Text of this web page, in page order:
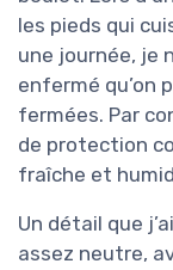
les pieds qui
une journée, je
enfermé qu’on
fermées. Par
de protection
fraîche et
Un détail que
assez neutre,